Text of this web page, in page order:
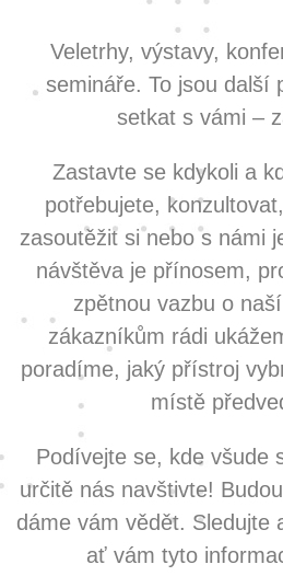
Veletrhy, výstavy,
semináře. To jsou další
setkat s vámi –
Zastavte se kdykoli a
potřebujete,
zasoutěžit si nebo s námi
návštěva je přínosem,
zpětnou vazbu o
zákazníkům rádi
poradíme, jaký přístroj
místě
Podívejte se, kde všude
určitě nás navštivte!
dáme vám vědět. Sledujte
ať vám tyto